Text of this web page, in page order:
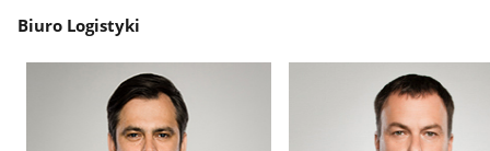
Biuro Logistyki